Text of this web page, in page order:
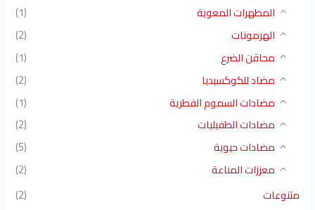
المطهرات المعوية
(1)
الهرمونات
(2)
محاقن الضرع
(1)
مضاد للكوكسيديا
(2)
مضادات السموم الفطرية
(1)
مضادات الطفيليات
(2)
مضادات حيوية
(5)
معززات المناعة
(2)
متنوعات
(2)